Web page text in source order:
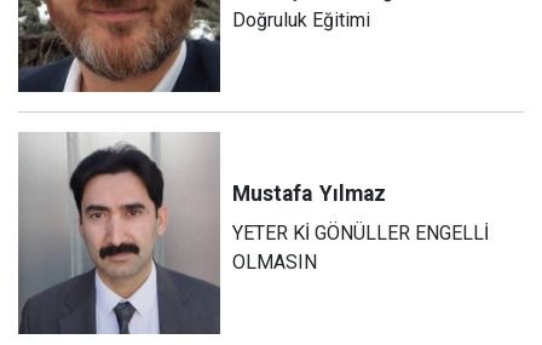
Doğruluk Eğitimi
Mustafa Yılmaz
YETER Kİ GÖNÜLLER ENGELLİ
OLMASIN